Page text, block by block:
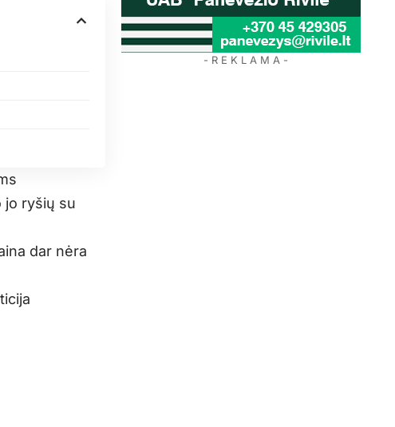
jo ryšių su
dar nėra
- R E K L A M A -